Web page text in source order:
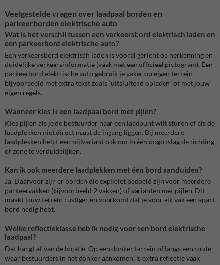
Veelgestelde vragen over laadpaal borden en
parkeerborden elektrische auto
Wat is het verschil tussen een verkeersbord elektrisch laden en
een parkeerbord elektrische auto?
Een verkeersbord elektrisch laden is vooral gericht op herkenning en
duidelijke verkeersinformatie (vaak met een officieel pictogram). Een
parkeerbord elektrische auto gebruik je vaker op eigen terrein,
bijvoorbeeld met extra tekst zoals “uitsluitend opladen” of met jouw
eigen regels.
Wanneer kies ik een laadpaal bord met pijlen?
Kies pijlen als je de bestuurder naar een laadpunt wilt sturen of als de
laadplekken niet direct naast de ingang liggen. Bij meerdere
laadplekken helpt een pijlvariant ook om in één oogopslag de richting
of zone te verduidelijken.
Kan ik ook meerdere laadplekken met één bord aanduiden?
Ja. Daarvoor zijn er borden die expliciet bedoeld zijn voor meerdere
parkeervakken (bijvoorbeeld 2 vakken) of varianten met pijlen. Dit
maakt jouw terrein rustiger en voorkomt dat je voor elk vak een apart
bord nodig hebt.
Welke reflectieklasse heb ik nodig voor een bord elektrische
laadpaal?
Dat hangt af van de locatie. Op een donker terrein of langs een route
waar bestuurders in het donker aankomen, is extra reflectie vaak